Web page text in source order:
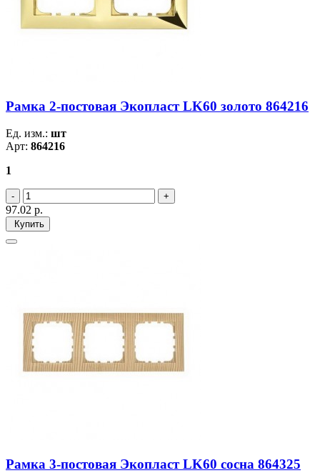
Рамка 2-постовая Экопласт LK60 золото 864216
Ед. изм.: шт
Арт: 864216
1
97.02 р.
Купить
Рамка 3-постовая Экопласт LK60 сосна 864325